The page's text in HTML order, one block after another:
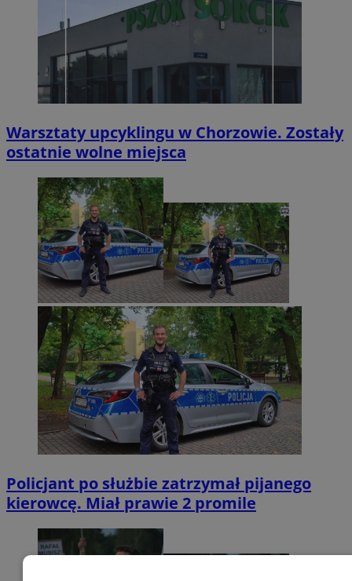
Warsztaty upcyklingu w Chorzowie. Zostały
ostatnie wolne miejsca
Policjant po służbie zatrzymał pijanego
kierowcę. Miał prawie 2 promile